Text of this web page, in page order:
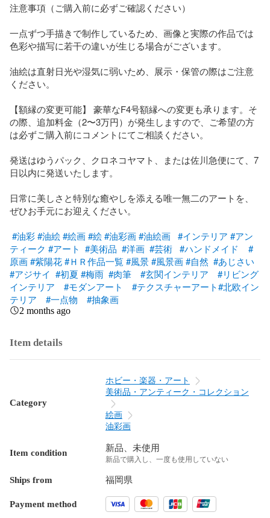
注意事項（ご購入前に必ずご確認ください）
一点ずつ手描きで制作しているため、画像と実際の作品では
色彩や描写に若干の違いが生じる場合がございます。
油絵は直射日光や湿気に弱いため、展示・保管の際はご注意
ください。
【額縁の変更可能】 豪華なF4号額縁への変更も承ります。そ
の際、追加料金（2〜3万円）が発生しますので、ご希望の方
は必ずご購入前にコメントにてご相談ください。
発送はゆうパック、クロネコヤマト、または佐川急便にて、7
日以内に発送いたします。
日常に美しさと特別な癒やしを添える唯一無二のアートを、
ぜひお手元にお迎えください。
#油彩#油絵#絵画#絵#油彩画#油絵画 #インテリア #アン
ティーク #アート #美術品 #洋画 #芸術 #ハンドメイド
#
原画#紫陽花#ＨＲ作品一覧#風景#風景画#自然 #あじさい
#アジサイ #初夏 #梅雨 #肉筆 #玄関インテリア
#リビング
インテリア
#モダンアート #テクスチャーアート#北欧イン
テリア
#一点物 #抽象画
2 months ago
Item details
Category
ホビー・楽器・アート
美術品・アンティーク・コレクション
絵画
油彩画
Item condition 新品、未使用
新品で購入し、一度も使用していない
Ships from 福岡県
Payment method